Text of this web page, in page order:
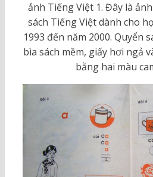
ảnh Tiếng Việt 1. Đây là
sách Tiếng Việt dành cho
1993 đến năm 2000. Quyển
bìa sách mềm, giấy hơi ngả
bằng hai màu